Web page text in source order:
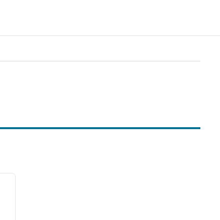
image suivante